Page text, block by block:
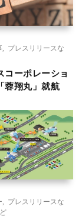
プレスリリースな
コーポレーショ
蓉翔丸」就航
プレスリリースな